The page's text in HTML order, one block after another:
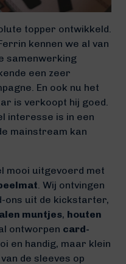
topper ontwikkeld.
kennen we al van
samenwerking
een zeer
En ook nu het
is verkoopt hij goed.
interesse is in een
mainstream kan
mooi uitgevoerd met
. Wij ontvingen
ons uit de kickstarter,
muntjes, houten
ontworpen card-
en handig, maar klein
de sleeves op